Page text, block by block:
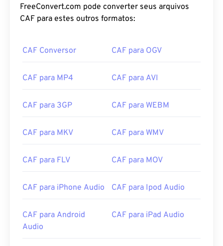
FreeConvert.com pode converter seus arquivos
CAF para estes outros formatos:
CAF Conversor CAF para OGV
CAF para MP4 CAF para AVI
CAF para 3GP CAF para WEBM
CAF para MKV CAF para WMV
CAF para FLV CAF para MOV
CAF para iPhone Audio CAF para Ipod Audio
CAF para Android
Audio
CAF para iPad Audio